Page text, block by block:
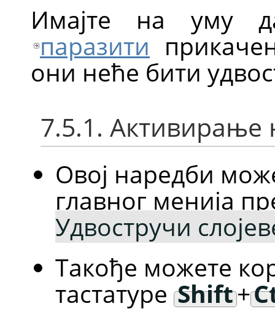
Имајте на уму
паразити
они неће бити
7.5.1. Активирање
Овој наредби
главног менија
Удвостручи
Такође можете
тастатуре Shift+